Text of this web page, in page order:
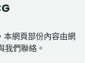
本網頁部份內容由網
我們聯絡。